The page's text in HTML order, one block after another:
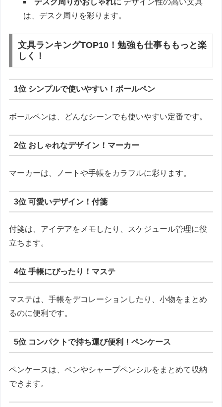
は、デスク周りを彩ります。
文具ランキングTOP10！勉強も仕事ももっと楽
しく！
1位 シンプルで使いやすい！ボールペン
ボールペンは、どんなシーンでも使いやすい定番です。
2位 おしゃれなデザイン！マーカー
マーカーは、ノートや手帳をカラフルに彩ります。
3位 可愛いデザイン！付箋
付箋は、アイデアをメモしたり、スケジュール管理に役
立ちます。
4位 手帳にぴったり！マステ
マステは、手帳をデコレーションしたり、小物をまとめ
るのに便利です。
5位 コンパクトで持ち運び便利！ペンケース
ペンケースは、ペンやシャープペンシルをまとめて収納
できます。